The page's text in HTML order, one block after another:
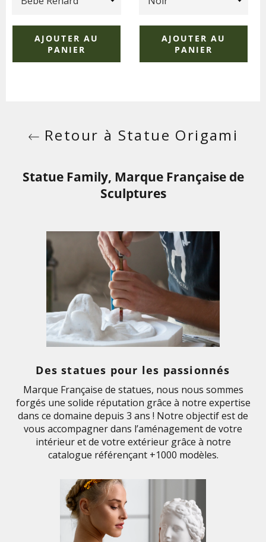
AJOUTER AU
PANIER
AJOUTER AU
PANIER
Retour à Statue Origami
Statue Family, Marque Française de
Sculptures
Des statues pour les passionnés
Marque Française de statues, nous nous sommes
forgés une solide réputation grâce à notre expertise
dans ce domaine depuis 3 ans ! Notre objectif est de
vous accompagner dans l’aménagement de votre
intérieur et de votre extérieur grâce à notre
catalogue référençant +1000 modèles.